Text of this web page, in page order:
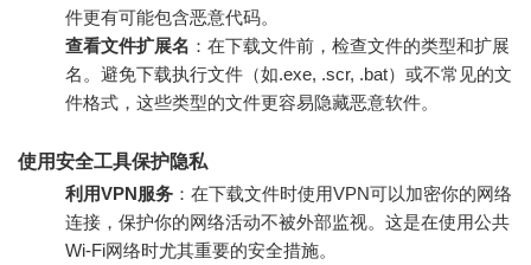
件更有可能包含恶意代码。
查看文件扩展名 ：在下载文件前，检查文件的类型和扩展
名。避免下载执行文件（如.exe, .scr, .bat）或不常见的文
件格式，这些类型的文件更容易隐藏恶意软件。
使用安全工具保护隐私
利用VPN服务 ：在下载文件时使用VPN可以加密你的网络
连接，保护你的网络活动不被外部监视。这是在使用公共
Wi-Fi网络时尤其重要的安全措施。